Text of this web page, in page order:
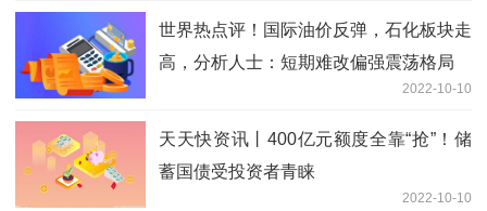
世界热点评！国际油价反弹，石化板块走
高，分析人士：短期难改偏强震荡格局
2022-10-10
天天快资讯丨400亿元额度全靠“抢”！储
蓄国债受投资者青睐
2022-10-10